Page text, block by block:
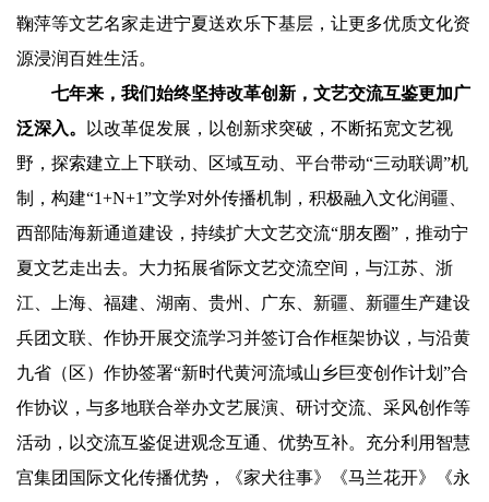
鞠萍等文艺名家走进宁夏送欢乐下基层，让更多优质文化资
源浸润百姓生活。
七年来，我们始终坚持改革创新，文艺交流互鉴更加广
泛深入。
以改革促发展，以创新求突破，不断拓宽文艺视
野，探索建立上下联动、区域互动、平台带动“三动联调”机
制，构建“1+N+1”文学对外传播机制，积极融入文化润疆、
西部陆海新通道建设，持续扩大文艺交流“朋友圈”，推动宁
夏文艺走出去。大力拓展省际文艺交流空间，与江苏、浙
江、上海、福建、湖南、贵州、广东、新疆、新疆生产建设
兵团文联、作协开展交流学习并签订合作框架协议，与沿黄
九省（区）作协签署“新时代黄河流域山乡巨变创作计划”合
作协议，与多地联合举办文艺展演、研讨交流、采风创作等
活动，以交流互鉴促进观念互通、优势互补。充分利用智慧
宫集团国际文化传播优势，《家犬往事》《马兰花开》《永